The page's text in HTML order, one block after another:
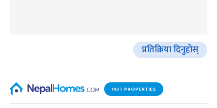
प्रतिक्रिया दिनुहोस्
HOT PROPERTIES